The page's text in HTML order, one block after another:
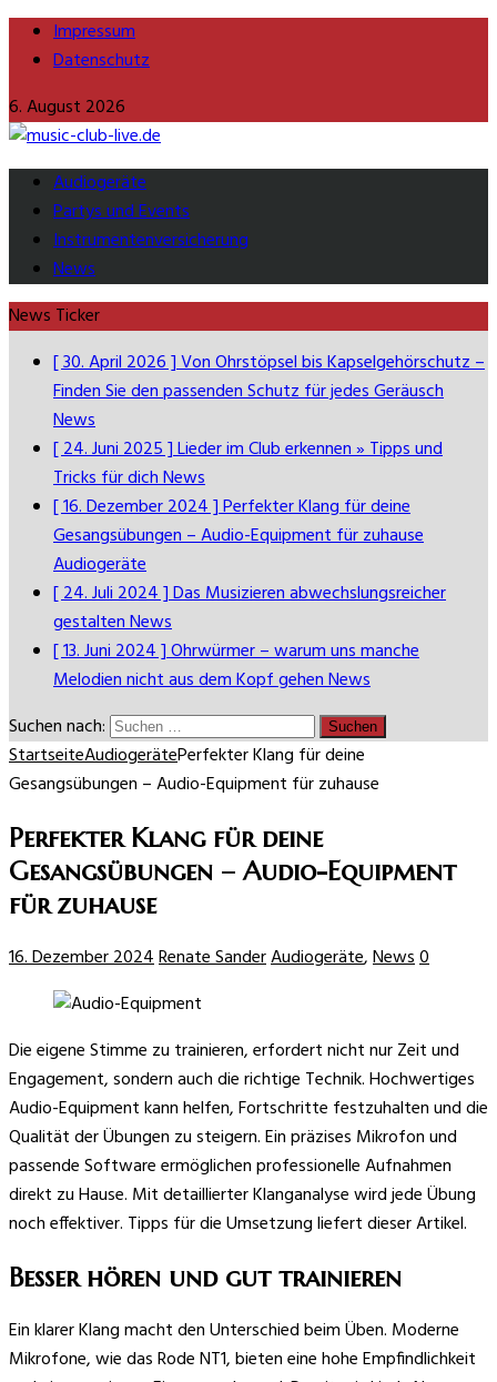
Impressum
Datenschutz
6. August 2026
Audiogeräte
Partys und Events
Instrumentenversicherung
News
News Ticker
[ 30. April 2026 ]Von Ohrstöpsel bis Kapselgehörschutz –
Finden Sie den passenden Schutz für jedes Geräusch
News
[ 24. Juni 2025 ]Lieder im Club erkennen » Tipps und
Tricks für dichNews
[ 16. Dezember 2024 ]Perfekter Klang für deine
Gesangsübungen – Audio-Equipment für zuhause
Audiogeräte
[ 24. Juli 2024 ]Das Musizieren abwechslungsreicher
gestaltenNews
[ 13. Juni 2024 ]Ohrwürmer – warum uns manche
Melodien nicht aus dem Kopf gehenNews
Suchen nach:
StartseiteAudiogerätePerfekter Klang für deine
Gesangsübungen – Audio-Equipment für zuhause
Perfekter Klang für deine
Gesangsübungen – Audio-Equipment
für zuhause
16. Dezember 2024Renate SanderAudiogeräte,News0
Die eigene Stimme zu trainieren, erfordert nicht nur Zeit und
Engagement, sondern auch die richtige Technik. Hochwertiges
Audio-Equipment kann helfen, Fortschritte festzuhalten und die
Qualität der Übungen zu steigern. Ein präzises Mikrofon und
passende Software ermöglichen professionelle Aufnahmen
direkt zu Hause. Mit detaillierter Klanganalyse wird jede Übung
noch effektiver. Tipps für die Umsetzung liefert dieser Artikel.
Besser hören und gut trainieren
Ein klarer Klang macht den Unterschied beim Üben. Moderne
Mikrofone, wie das Rode NT1, bieten eine hohe Empfindlichkeit